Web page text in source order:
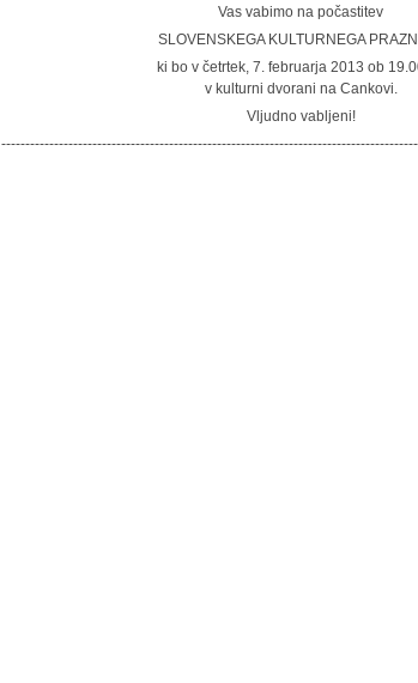
Vas vabimo na počastitev
SLOVENSKEGA KULTURNEGA
ki bo v četrtek, 7. februarja 2013 ob
v kulturni dvorani na Cankovi.
Vljudno vabljeni!